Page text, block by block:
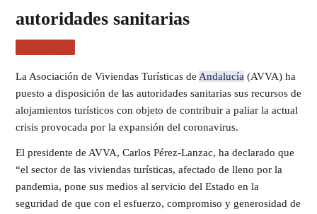
autoridades sanitarias
La Asociación de Viviendas Turísticas de Andalucía (AVVA) ha
puesto a disposición de las autoridades sanitarias sus recursos de
alojamientos turísticos con objeto de contribuir a paliar la actual
crisis provocada por la expansión del coronavirus.
El presidente de AVVA, Carlos Pérez-Lanzac, ha declarado que
“el sector de las viviendas turísticas, afectado de lleno por la
pandemia, pone sus medios al servicio del Estado en la
seguridad de que con el esfuerzo, compromiso y generosidad de